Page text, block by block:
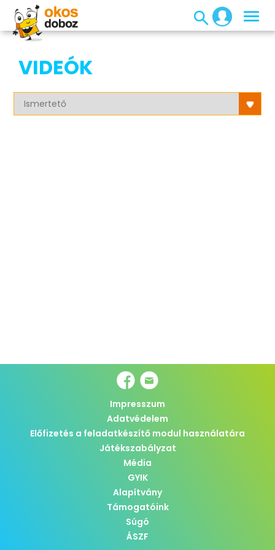
VIDEÓK
Impresszum
Adatvédelem
Előfizetés a feladatkészítő modul használatára
Játékszabályzat
Média
GYIK
Alapítvány
Támogatóink
Súgó
ÁSZF